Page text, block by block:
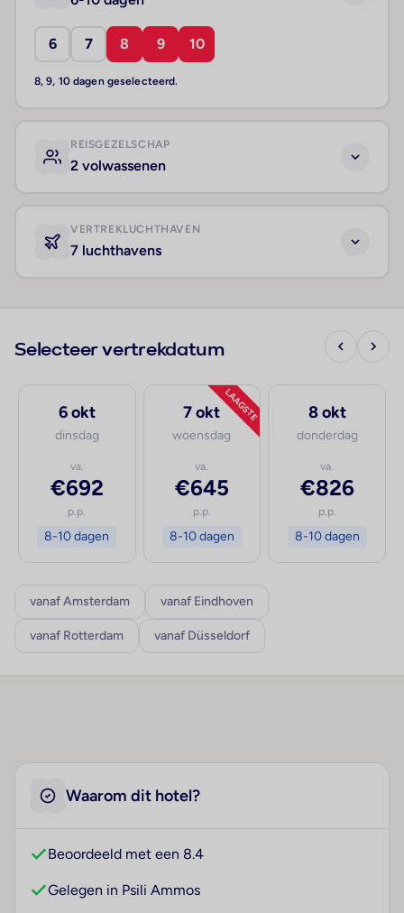
6 7 8 9 10
8, 9, 10 dagen geselecteerd.
REISGEZELSCHAP
2 volwassenen
VERTREKLUCHTHAVEN
7 luchthavens
Selecteer vertrekdatum
6 okt
dinsdag
va.
€692
p.p.
8-10 dagen
LAAGSTE
7 okt
woensdag
va.
€645
p.p.
8-10 dagen
8 okt
donderdag
va.
€826
p.p.
8-10 dagen
vanaf Amsterdam vanaf Eindhoven
vanaf Rotterdam vanaf Düsseldorf
Waarom dit hotel?
Beoordeeld met een 8.4
Gelegen in Psili Ammos